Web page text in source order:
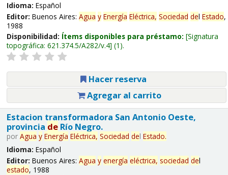
Idioma: Español
Editor: Buenos Aires: Agua y Energía Eléctrica, Sociedad del Estado,
1988
Disponibilidad: Ítems disponibles para préstamo: Signatura
topográfica: 621.374.5/A282/v.4 (1).
Hacer reserva
Agregar al carrito
Estacion transformadora San Antonio Oeste,
provincia deRío Negro.
por Agua y Energía Eléctrica, Sociedad del Estado.
Idioma: Español
Editor: Buenos Aires: Agua y energía eléctrica, sociedad del
estado, 1988